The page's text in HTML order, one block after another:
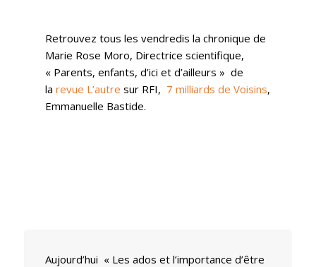
Retrouvez tous les vendredis la chronique de
Marie Rose Moro, Directrice scientifique,
« Parents, enfants, d’ici et d’ailleurs » de
la revue L’autre sur RFI, 7 milliards de Voisins,
Emmanuelle Bastide.
Aujourd’hui « Les ados et l’importance d’être